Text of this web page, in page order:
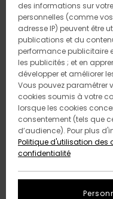
des informations sur
personnelles (comme
adresse IP) peuvent être
publications et du
performance publicitaire
les publicités ; et en
développer et améliorer
Vous pouvez paramétrer
cookies soumis à votre
lorsque les cookies
consentement (tels que
d’audience). Pour plus
Politique d'utilisation des
confidentialité